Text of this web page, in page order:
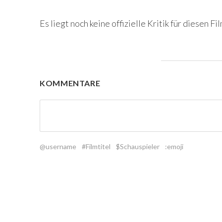
Es liegt noch keine offizielle Kritik für diesen
KOMMENTARE
@username #Filmtitel $Schauspieler :emoji